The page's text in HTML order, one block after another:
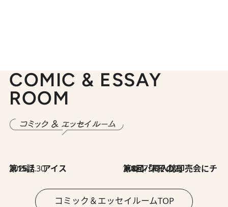
COMIC & ESSAY
ROOM
2026.7.30
第15話 アイス 2026.7.30
第8回「同人誌即売会にチャレンジ その2」
コミック＆エッセイルームTOP